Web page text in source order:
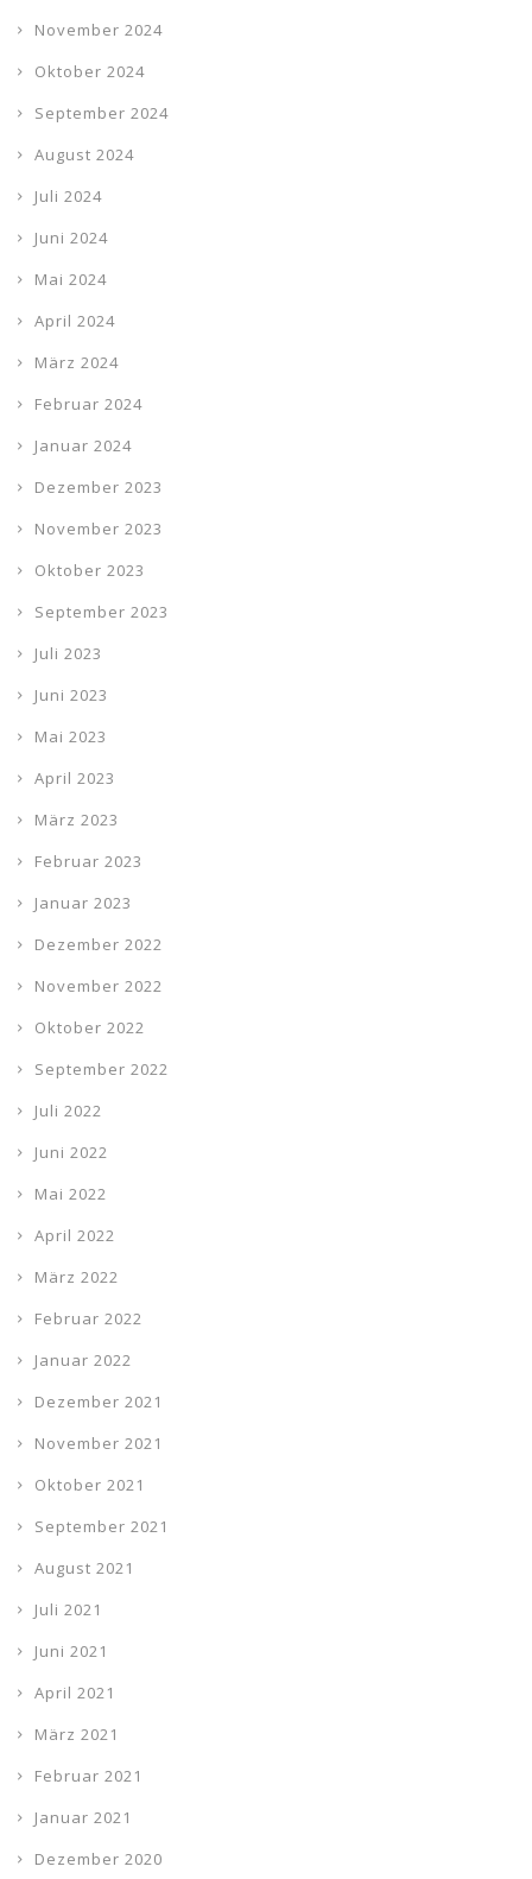
November 2024
Oktober 2024
September 2024
August 2024
Juli 2024
Juni 2024
Mai 2024
April 2024
März 2024
Februar 2024
Januar 2024
Dezember 2023
November 2023
Oktober 2023
September 2023
Juli 2023
Juni 2023
Mai 2023
April 2023
März 2023
Februar 2023
Januar 2023
Dezember 2022
November 2022
Oktober 2022
September 2022
Juli 2022
Juni 2022
Mai 2022
April 2022
März 2022
Februar 2022
Januar 2022
Dezember 2021
November 2021
Oktober 2021
September 2021
August 2021
Juli 2021
Juni 2021
April 2021
März 2021
Februar 2021
Januar 2021
Dezember 2020